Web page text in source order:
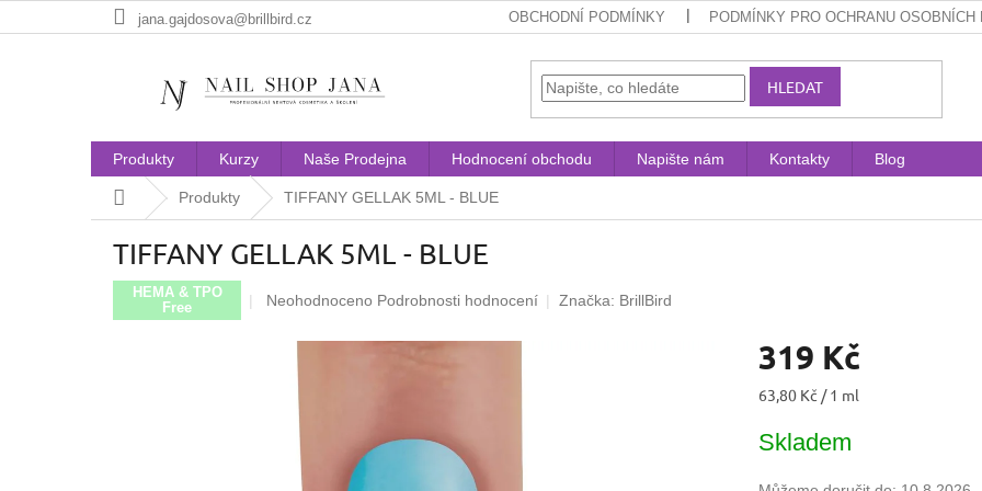
na
jana.gajdosova@brillbird.cz OBCHODNÍ PODMÍNKY PODMÍNKY PRO OCHRANU OSOBNÍCH
HLEDAT
Produkty Kurzy Naše Prodejna Hodnocení obchodu Napište nám Kontakty Blog
Domů Produkty TIFFANY GELLAK 5ML - BLUE
TIFFANY GELLAK 5ML - BLUE
HEMA & TPO
Free
Průměrné
produktu
Neohodnoceno Podrobnosti hodnocení Značka: BrillBird
319 Kč
Měrná
63,80 Kč / 1 ml
Skladem